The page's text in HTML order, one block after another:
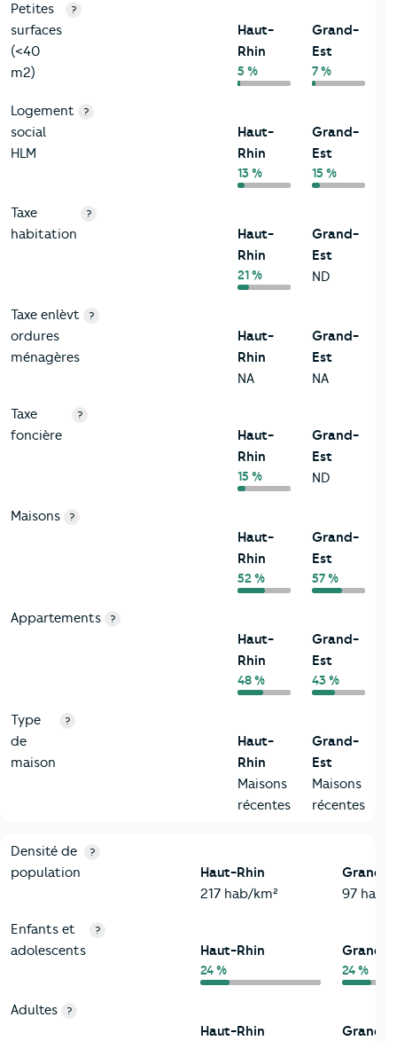
Petites
surfaces
(<40
m2)
?
Haut-
Rhin
5 %
Grand-
Est
7 %
Logement
social
HLM
?
Haut-
Rhin
13 %
Grand-
Est
15 %
Taxe
habitation
?
Haut-
Rhin
21 %
Grand-
Est
ND
Taxe enlèvt
ordures
ménagères
?
Haut-
Rhin
NA
Grand-
Est
NA
Taxe
foncière
?
Haut-
Rhin
15 %
Grand-
Est
ND
Maisons ?
Haut-
Rhin
52 %
Grand-
Est
57 %
Appartements ?
Haut-
Rhin
48 %
Grand-
Est
43 %
Type
de
maison
?
Haut-
Rhin
Maisons
récentes
Grand-
Est
Maisons
récentes
2-Habitants
Critères Haut-Rhin
Densité de
population
?
Haut-Rhin
217 hab/km²
Grand-
97 hab/
Enfants et
adolescents
?
Haut-Rhin
24 %
Grand-
24 %
Adultes ?
Haut-Rhin Grand-